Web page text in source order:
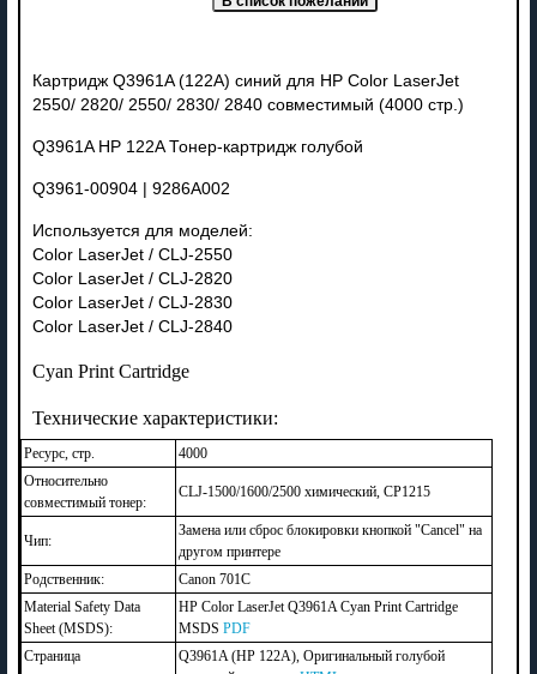
Картридж Q3961A (122A) синий для HP Color LaserJet
2550/ 2820/ 2550/ 2830/ 2840 совместимый (4000 стр.)
Q3961A HP 122A Тонер-картридж голубой
Q3961-00904 | 9286A002
Используется для моделей:
Color LaserJet / CLJ-2550
Color LaserJet / CLJ-2820
Color LaserJet / CLJ-2830
Color LaserJet / CLJ-2840
Cyan Print Cartridge
Технические характеристики:
Ресурс, стр.
4000
Относительно
совместимый тонер:
CLJ-1500/1600/2500 химический, CP1215
Чип:
Замена или сброс блокировки кнопкой "Cancel" на
другом принтере
Родственник:
Canon 701C
Material Safety Data
Sheet (MSDS):
HP Color LaserJet Q3961A Cyan Print Cartridge
MSDS PDF
Страница
Q3961A (HP 122A), Оригинальный голубой